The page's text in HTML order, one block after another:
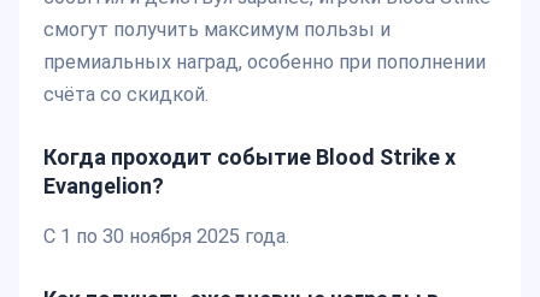
смогут получить максимум пользы и
премиальных наград, особенно при пополнении
счёта со скидкой.
Когда проходит событие Blood Strike x
Evangelion?
С 1 по 30 ноября 2025 года.